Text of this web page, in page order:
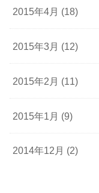
2015年4月 (18)
2015年3月 (12)
2015年2月 (11)
2015年1月 (9)
2014年12月 (2)